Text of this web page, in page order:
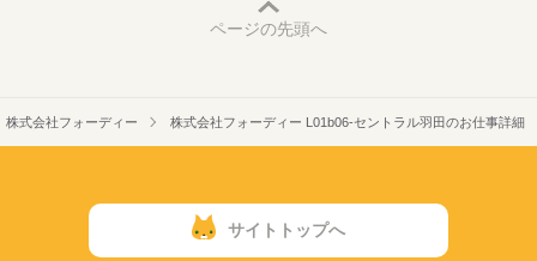
ページの先頭へ
株式会社フォーディー 株式会社フォーディー L01b06-セントラル羽田のお仕事詳細
サイトトップへ